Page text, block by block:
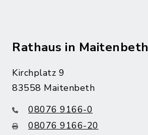
Rathaus in Maitenbeth
Kirchplatz 9
83558 Maitenbeth
08076 9166-0
08076 9166-20